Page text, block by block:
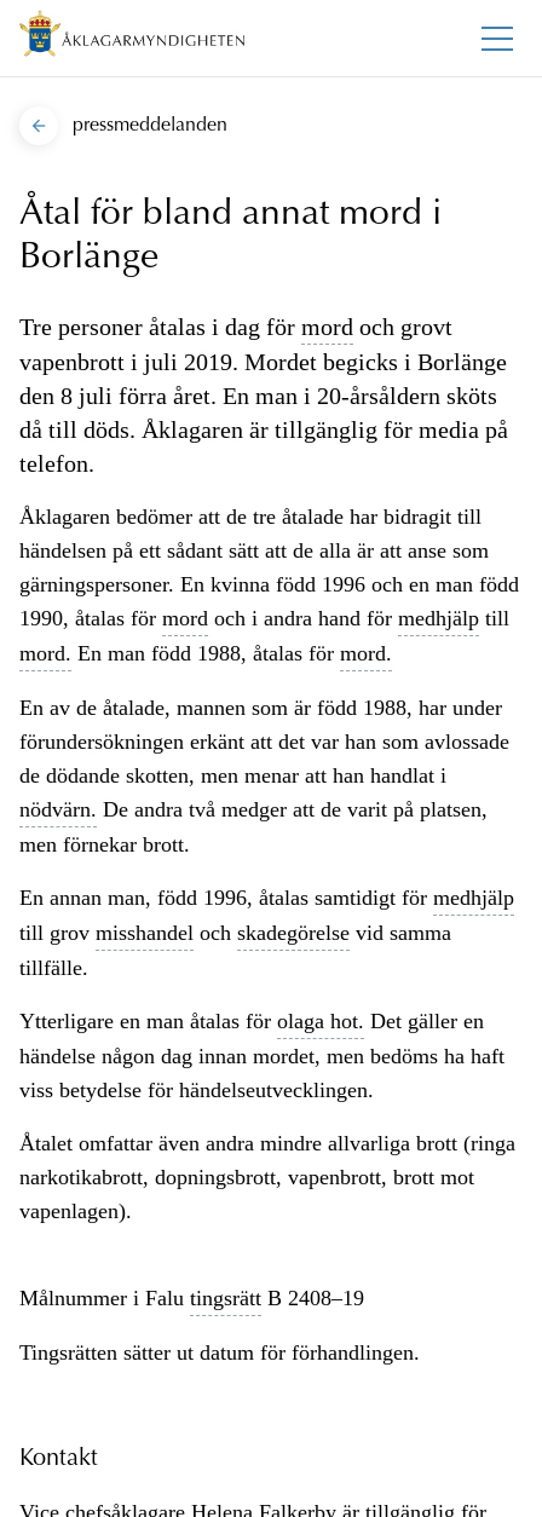
pressmeddelanden
Åtal för bland annat mord i
Borlänge
Tre personer åtalas i dag för mord och grovt
vapenbrott i juli 2019. Mordet begicks i Borlänge
den 8 juli förra året. En man i 20-årsåldern sköts
då till döds. Åklagaren är tillgänglig för media på
telefon.
Åklagaren bedömer att de tre åtalade har bidragit till
händelsen på ett sådant sätt att de alla är att anse som
gärningspersoner. En kvinna född 1996 och en man född
1990, åtalas för mord och i andra hand för medhjälp till
mord. En man född 1988, åtalas för mord.
En av de åtalade, mannen som är född 1988, har under
förundersökningen erkänt att det var han som avlossade
de dödande skotten, men menar att han handlat i
nödvärn. De andra två medger att de varit på platsen,
men förnekar brott.
En annan man, född 1996, åtalas samtidigt för medhjälp
till grov misshandel och skadegörelse vid samma
tillfälle.
Ytterligare en man åtalas för olaga hot. Det gäller en
händelse någon dag innan mordet, men bedöms ha haft
viss betydelse för händelseutvecklingen.
Åtalet omfattar även andra mindre allvarliga brott (ringa
narkotikabrott, dopningsbrott, vapenbrott, brott mot
vapenlagen).
Målnummer i Falu tingsrätt B 2408–19
Tingsrätten sätter ut datum för förhandlingen.
Kontakt